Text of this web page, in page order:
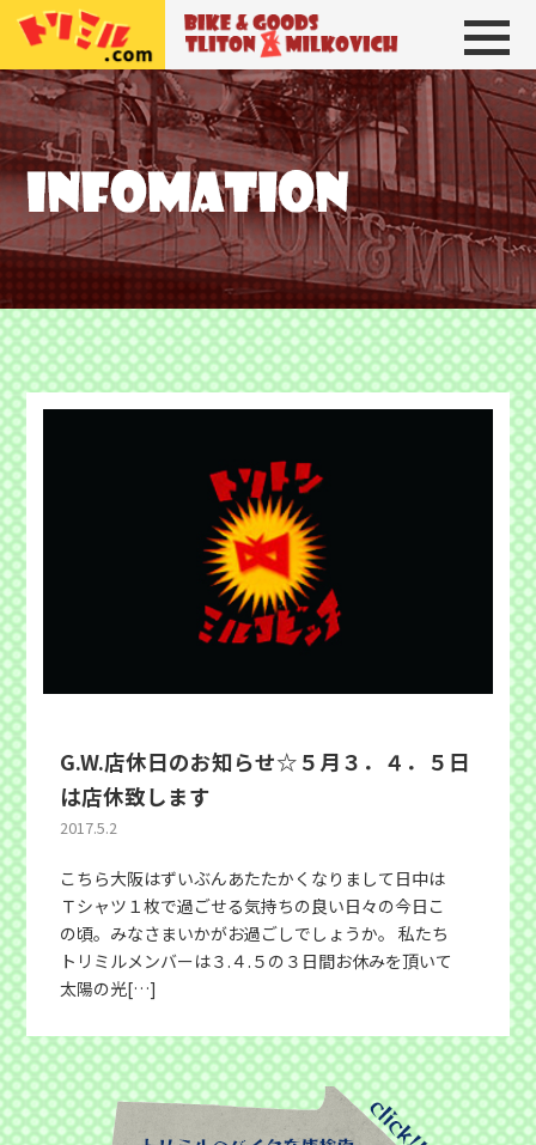
トリトン＆ミルコビッチ BIKE＆
G.W.店休日のお知らせ☆５月３．４．５日
は店休致します
2017.5.2
こちら大阪はずいぶんあたたかくなりまして日中は
Ｔシャツ１枚で過ごせる気持ちの良い日々の今日こ
の頃。みなさまいかがお過ごしでしょうか。 私たち
トリミルメンバーは３.４.５の３日間お休みを頂いて
太陽の光[…]